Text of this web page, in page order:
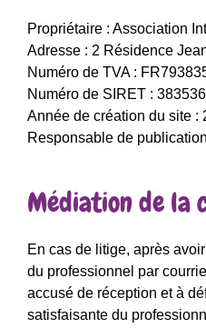
Propriétaire : Association
Adresse : 2 Résidence
Numéro de TVA :
Numéro de SIRET :
Année de création du site :
Responsable de
Médiation de la
En cas de litige, après
du professionnel par
accusé de réception et à
satisfaisante du